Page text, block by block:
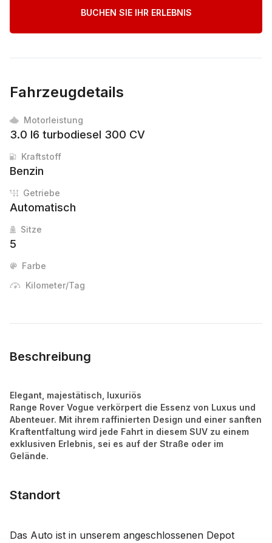
BUCHEN SIE IHR ERLEBNIS
Fahrzeugdetails
Motorleistung
3.0 I6 turbodiesel 300 CV
Kraftstoff
Benzin
Getriebe
Automatisch
Sitze
5
Farbe
Kilometer/Tag
Beschreibung
Elegant, majestätisch, luxuriös
Range Rover Vogue verkörpert die Essenz von Luxus und
Abenteuer. Mit ihrem raffinierten Design und einer sanften
Kraftentfaltung wird jede Fahrt in diesem SUV zu einem
exklusiven Erlebnis, sei es auf der Straße oder im
Gelände.
Standort
Das Auto ist in unserem angeschlossenen Depot